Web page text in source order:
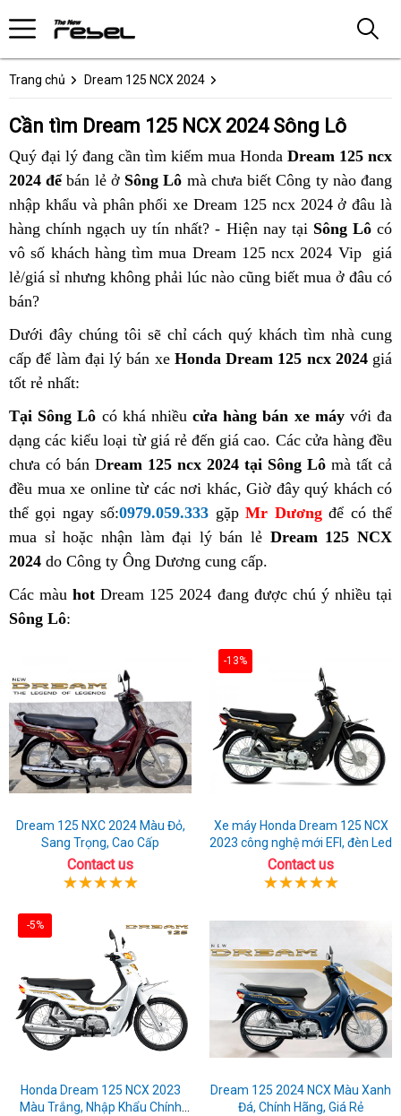
Trang chủ Dream 125 NCX 2024
Cần tìm Dream 125 NCX 2024 Sông Lô
Quý đại lý đang cần tìm kiếm mua Honda Dream 125 ncx
2024 đểbán lẻ ởSông Lô mà chưa biết Công ty nào đang
nhập khẩu và phân phối xe Dream 125 ncx 2024 ở đâu là
hàng chính ngạch uy tín nhất? - Hiện nay tại Sông Lôcó
vô số khách hàng tìm mua Dream 125 ncx 2024 Vip giá
lẻ/giá sỉ nhưng không phải lúc nào cũng biết mua ở đâu có
bán?
Dưới đây chúng tôi sẽ chỉ cách quý khách tìm nhà cung
cấp để làm đại lý bán xe Honda Dream 125 ncx 2024giá
tốt rẻ nhất:
Tại Sông Lô có khá nhiềucửa hàng bán xe máyvới đa
dạng các kiểu loại từ giá rẻ đến giá cao. Các cửa hàng đều
chưa có bán Dream 125 ncx 2024 tại Sông Lô mà tất cả
đều mua xe online từ các nơi khác, Giờ đây quý khách có
thể gọi ngay số:0979.059.333 gặpMr Dươngđể có thể
mua sỉ hoặc nhận làm đại lý bán lẻ Dream 125 NCX
2024 do Công ty Ông Dương cung cấp.
Các màuhot Dream 125 2024 đang được chú ý nhiều tại
Sông Lô:
Dream 125 NXC 2024 Màu Đỏ,
Sang Trọng, Cao Cấp
Contact us
-13%
Xe máy Honda Dream 125 NCX
2023 công nghệ mới EFI, đèn Led
Contact us
-5%
Honda Dream 125 NCX 2023
Màu Trắng, Nhập Khẩu Chính
Dream 125 2024 NCX Màu Xanh
Đá, Chính Hãng, Giá Rẻ